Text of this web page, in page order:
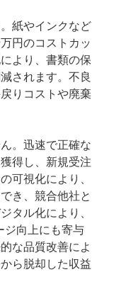
紙やインクなど
円のコストカッ
より、書類の保
されます。不良
りコストや廃棄
。迅速で正確な
得し、新規受注
可視化により、
き、競合他社と
タル化により、
ジ向上にも寄与
な品質改善によ
ら脱却した収益